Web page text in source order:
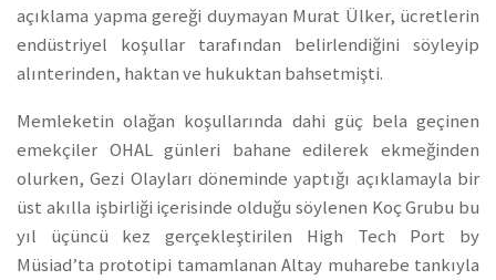
açıklama yapma gereği duymayan Murat Ülker, ücretlerin
endüstriyel koşullar tarafından belirlendiğini söyleyip
alınterinden, haktan ve hukuktan bahsetmişti.
Memleketin olağan koşullarında dahi güç bela geçinen
emekçiler OHAL günleri bahane edilerek ekmeğinden
olurken, Gezi Olayları döneminde yaptığı açıklamayla bir
üst akılla işbirliği içerisinde olduğu söylenen Koç Grubu bu
yıl üçüncü kez gerçekleştirilen High Tech Port by
Müsiad’ta prototipi tamamlanan Altay muharebe tankıyla